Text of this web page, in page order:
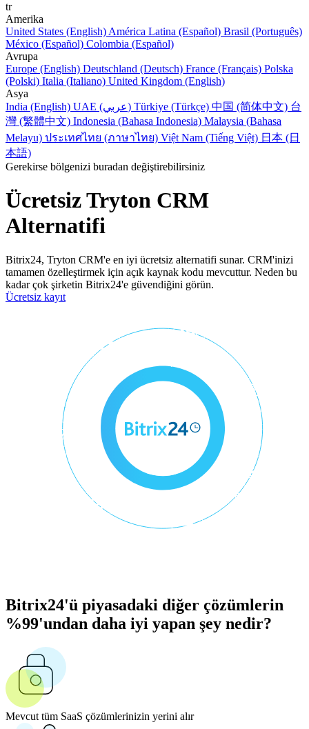
tr
Amerika
United States (English) América Latina (Español) Brasil (Português)
México (Español) Colombia (Español)
Avrupa
Europe (English) Deutschland (Deutsch) France (Français) Polska
(Polski) Italia (Italiano) United Kingdom (English)
Asya
India (English)
UAE (عربي) Türkiye (Türkçe) 中国 (简体中文) 台
灣 (繁體中文) Indonesia (Bahasa Indonesia) Malaysia (Bahasa
Melayu) ประเทศไทย (ภาษาไทย) Việt Nam (Tiếng Việt) 日本 (日
本語)
Gerekirse bölgenizi buradan değiştirebilirsiniz
Ücretsiz Tryton CRM
Alternatifi
Bitrix24, Tryton CRM'e en iyi ücretsiz alternatifi sunar. CRM'inizi
tamamen özelleştirmek için açık kaynak kodu mevcuttur. Neden bu
kadar çok şirketin Bitrix24'e güvendiğini görün.
Ücretsiz kayıt
Bitrix24'ü piyasadaki diğer çözümlerin
%99'undan daha iyi yapan şey nedir?
Mevcut tüm SaaS çözümlerinizin yerini alır